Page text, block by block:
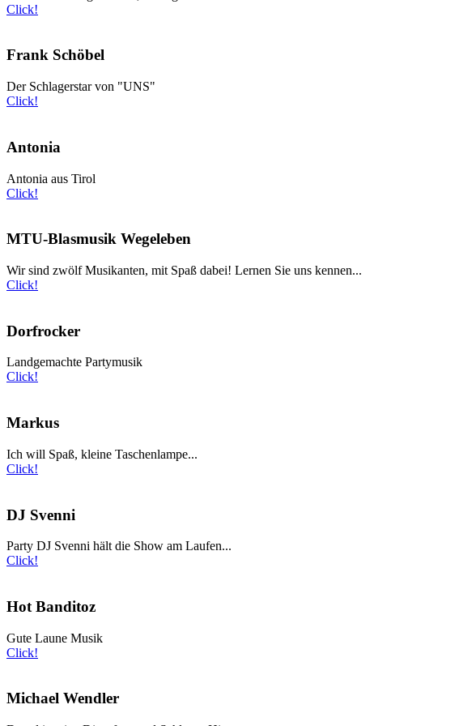
Click!
Frank Schöbel
Der Schlagerstar von "UNS"
Click!
Antonia
Antonia aus Tirol
Click!
MTU-Blasmusik Wegeleben
Wir sind zwölf Musikanten, mit Spaß dabei! Lernen Sie uns kennen...
Click!
Dorfrocker
Landgemachte Partymusik
Click!
Markus
Ich will Spaß, kleine Taschenlampe...
Click!
DJ Svenni
Party DJ Svenni hält die Show am Laufen...
Click!
Hot Banditoz
Gute Laune Musik
Click!
Michael Wendler